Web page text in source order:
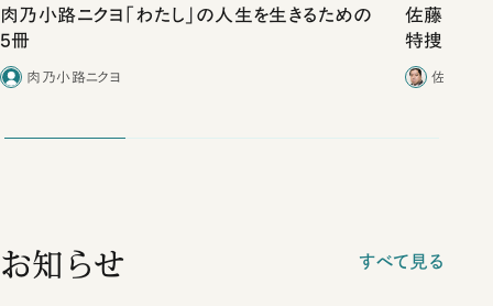
肉乃小路ニクヨ「わたし」の人生を生きるための
5冊
肉乃小路ニクヨ
佐藤優vs
特捜取調
合ったこと
佐藤優
お知らせ すべて見る